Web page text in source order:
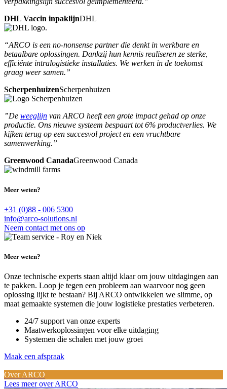
DHL Vaccin inpaklijnDHL
“ARCO is een no-nonsense partner die denkt in werkbare en
betaalbare oplossingen. Dankzij hun kennis realiseren ze sterke,
efficiënte intralogistieke installaties. We werken in de toekomst
graag weer samen.”
ScherpenhuizenScherpenhuizen
”De weeglijn van ARCO heeft een grote impact gehad op onze
productie. Ons nieuwe systeem bespaart tot 6% productverlies. We
kijken terug op een succesvol project en een vruchtbare
samenwerking.”
Greenwood CanadaGreenwood Canada
Meer weten?
+31 (0)88 - 006 5300
info@arco-solutions.nl
Neem contact met ons op
Meer weten?
Onze technische experts staan altijd klaar om jouw uitdagingen aan
te pakken. Loop je tegen een probleem aan waarvoor nog geen
oplossing lijkt te bestaan? Bij ARCO ontwikkelen we slimme, op
maat gemaakte systemen die jouw logistieke prestaties verbeteren.
24/7 support van onze experts
Maatwerkoplossingen voor elke uitdaging
Systemen die schalen met jouw groei
Maak een afspraak
Over ARCO
Lees meer over ARCO